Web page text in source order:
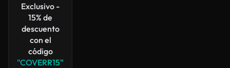
Exclusivo -
15% de
descuento
con el
código
"COVERR15"